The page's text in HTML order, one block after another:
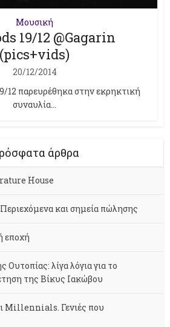
Μουσική
19/12 @Gagarin
(pics+vids)
20/12/2014
12 παρευρέθηκα στην εκρηκτική
συναυλία...
άρθρα
House
και σημεία πώλησης
εποχή
Ουτοπίας: λίγα λόγια για το
της Βίκυς Ιακώβου
Millennials. Γενιές που